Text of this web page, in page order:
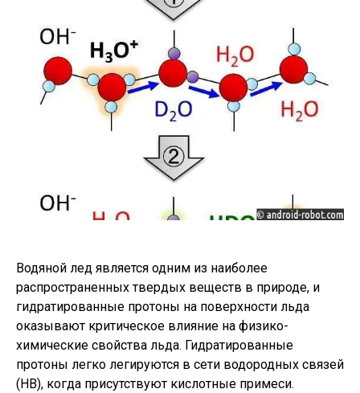
Водяной лед является одним из наиболее
распространенных твердых веществ в природе, и
гидратированные протоны на поверхности льда
оказывают критическое влияние на физико-
химические свойства льда. Гидратированные
протоны легко легируются в сети водородных связей
(НВ), когда присутствуют кислотные примеси.